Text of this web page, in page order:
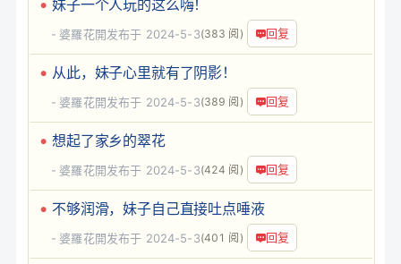
妹子一个人玩的这么嗨！
婆羅花開 (383 阅) 回复
发布于 2024-5-3
从此，妹子心里就有了阴影！
婆羅花開 (389 阅) 回复
发布于 2024-5-3
想起了家乡的翠花
婆羅花開 (424 阅) 回复
发布于 2024-5-3
不够润滑，妹子自己直接吐点唾液
婆羅花開 (401 阅) 回复
发布于 2024-5-3